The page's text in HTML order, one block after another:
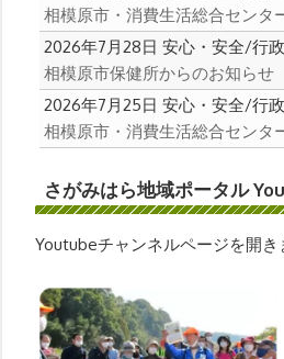
相模原市・消費生活総合センタ
2026年7月28日 安心・安全 行
相模原市保健所からのお知らせ
2026年7月25日 安心・安全 行
相模原市・消費生活総合センタ
さがみはら地域ポータル
Youtubeチャンネルページを開き